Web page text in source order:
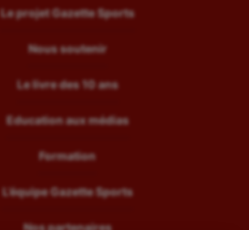
Le projet Gazette Sports
Nous soutenir
Le livre des 10 ans
Education aux médias
Formation
L’équipe Gazette Sports
Nos partenaires